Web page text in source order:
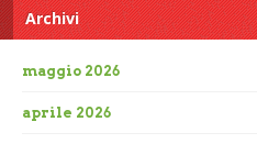
Archivi
maggio 2026
aprile 2026